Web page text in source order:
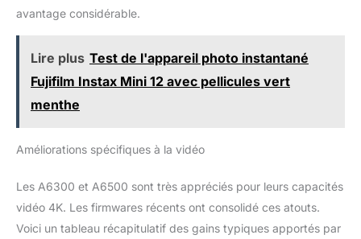
avantage considérable.
Lire plus Test de l'appareil photo instantané
Fujifilm Instax Mini 12 avec pellicules vert
menthe
Améliorations spécifiques à la vidéo
Les A6300 et A6500 sont très appréciés pour leurs capacités
vidéo 4K. Les firmwares récents ont consolidé ces atouts.
Voici un tableau récapitulatif des gains typiques apportés par